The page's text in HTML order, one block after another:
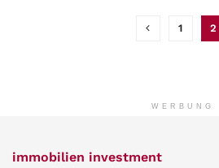
1 2
WERBUNG
immobilien investment